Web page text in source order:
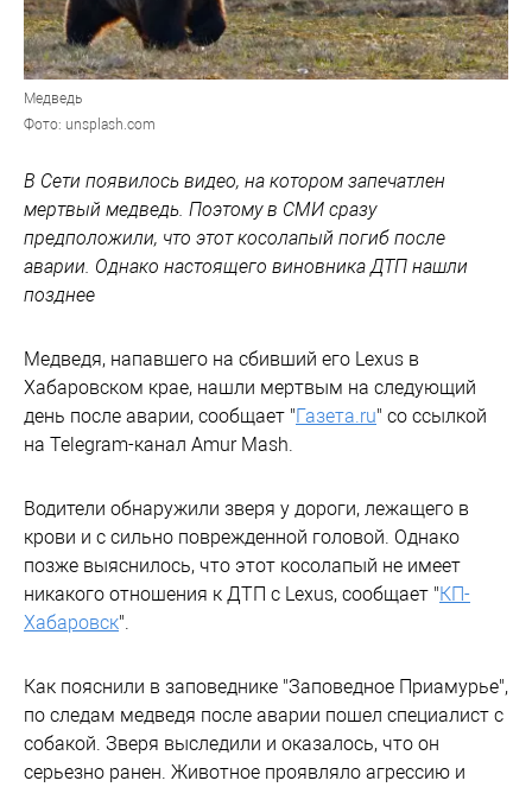
Медведь
Фото: unsplash.com
В Сети появилось видео, на котором запечатлен
мертвый медведь. Поэтому в СМИ сразу
предположили, что этот косолапый погиб после
аварии. Однако настоящего виновника ДТП нашли
позднее
Медведя, напавшего на сбивший его Lexus в
Хабаровском крае, нашли мертвым на следующий
день после аварии, сообщает "Газета.ru" со ссылкой
на Telegram-канал Amur Mash.
Водители обнаружили зверя у дороги, лежащего в
крови и с сильно поврежденной головой. Однако
позже выяснилось, что этот косолапый не имеет
никакого отношения к ДТП с Lexus, сообщает "КП-
Хабаровск".
Как пояснили в заповеднике "Заповедное Приамурье",
по следам медведя после аварии пошел специалист с
собакой. Зверя выследили и оказалось, что он
серьезно ранен. Животное проявляло агрессию и